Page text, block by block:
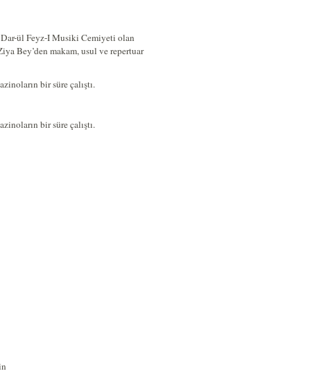
Dar-ül Feyz-I Musiki Cemiyeti olan
Bey’den makam, usul ve repertuar
bir süre çalıştı.
bir süre çalıştı.